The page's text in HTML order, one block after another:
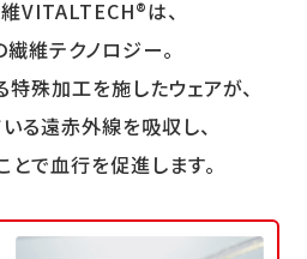
VITALTECH®は、
維テクノロジー。
殊加工を施したウェアが、
る遠赤外線を吸収し、
とで血行を促進します。